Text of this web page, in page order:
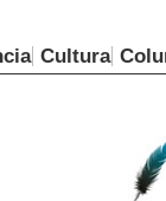
Cultura